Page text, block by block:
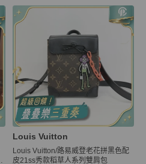
Louis Vuitton
Louis Vuitton/路易威登老花拼黑色配
皮21ss秀款稻草人系列雙肩包